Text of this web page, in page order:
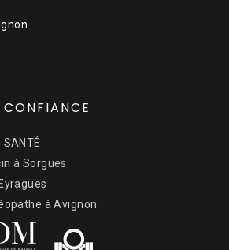
SANTÉ
à Sorgues
à Avignon